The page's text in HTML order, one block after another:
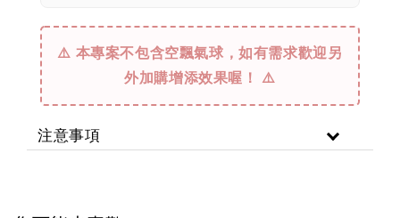
⚠️ 本專案不包含空飄氣球，如有需求歡迎另
外加購增添效果喔！ ⚠️
注意事項